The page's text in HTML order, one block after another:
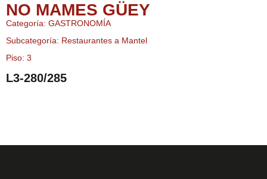
NO MAMES GÜEY
Categoría: GASTRONOMÍA
Subcategoría: Restaurantes a Mantel
Piso: 3
L3-280/285